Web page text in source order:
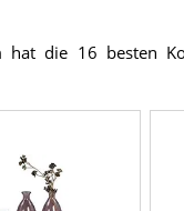
die 16 besten